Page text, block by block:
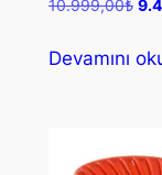
10.999,00₺
Devamını